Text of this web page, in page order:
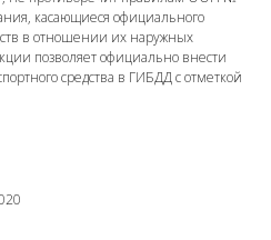
касающиеся официального
в отношении их наружных
позволяет официально внести
средства в ГИБДД с отметкой